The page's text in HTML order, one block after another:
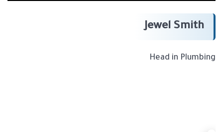
Jewel Smith
Head in Plumbing